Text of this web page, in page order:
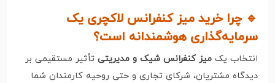
🔹 چرا خرید میز کنفرانس لاکچری یک
سرمایه‌گذاری هوشمندانه است؟
انتخاب یک میز کنفرانس شیک و مدیریتی تأثیر مستقیمی بر
دیدگاه مشتریان، شرکای تجاری و حتی روحیه کارمندان شما